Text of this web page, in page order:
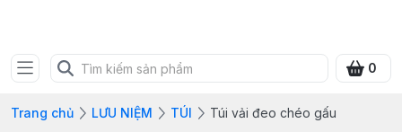
0
Trang chủ LƯU NIỆM TÚI Túi vải đeo chéo gấu